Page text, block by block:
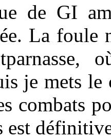
de GI
La foule
je mets
combats
est